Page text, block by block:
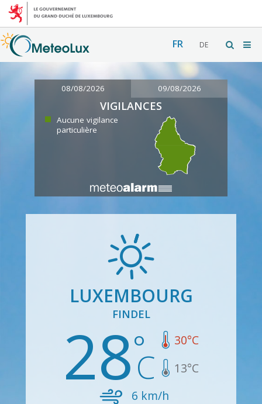
FR DE
08/08/2026 09/08/2026
VIGILANCES
Aucune vigilance
particulière
LUXEMBOURG
FINDEL
28 30°C
13°C
6 km/h